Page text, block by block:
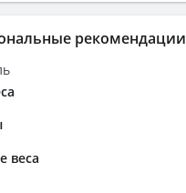
рекомендации
веса